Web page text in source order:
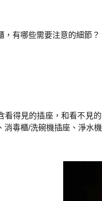
，有哪些需要注意的細節？
看得見的插座，和看不見的
消毒櫃/洗碗機插座、淨水